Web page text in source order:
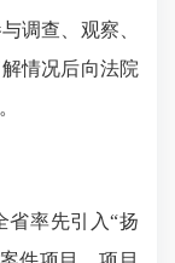
调查、观察、
情况后向法院
率先引入“扬